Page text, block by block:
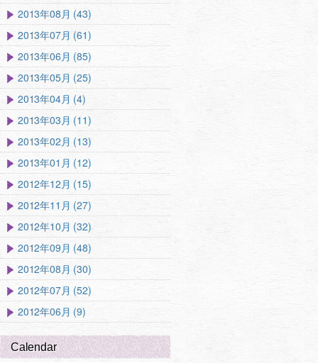
2013年08月 (43)
2013年07月 (61)
2013年06月 (85)
2013年05月 (25)
2013年04月 (4)
2013年03月 (11)
2013年02月 (13)
2013年01月 (12)
2012年12月 (15)
2012年11月 (27)
2012年10月 (32)
2012年09月 (48)
2012年08月 (30)
2012年07月 (52)
2012年06月 (9)
Calendar